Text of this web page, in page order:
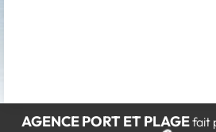
AGENCE PORT ET PLAGEfait